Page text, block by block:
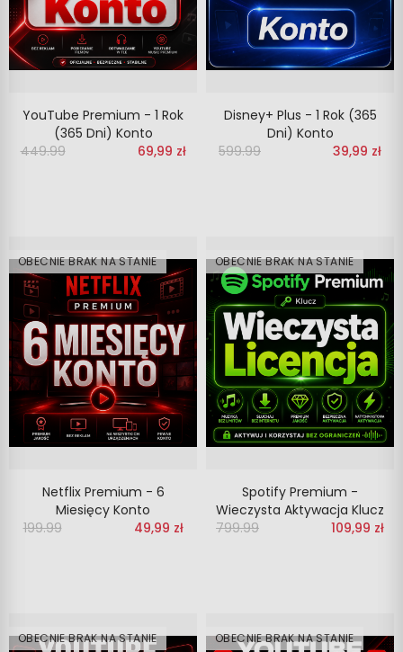
YouTube Premium - 1 Rok
(365 Dni) Konto
449.99
69,99 zł
Disney+ Plus - 1 Rok (365
Dni) Konto
599.99
39,99 zł
OBECNIE BRAK NA STANIE
Netflix Premium - 6
Miesięcy Konto
199.99
49,99 zł
OBECNIE BRAK NA STANIE
Spotify Premium -
Wieczysta Aktywacja Klucz
799.99
109,99 zł
OBECNIE BRAK NA STANIE OBECNIE BRAK NA STANIE